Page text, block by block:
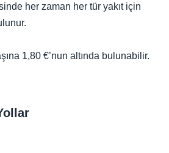
her zaman her tür yakıt için
1,80 €’nun altında bulunabilir.